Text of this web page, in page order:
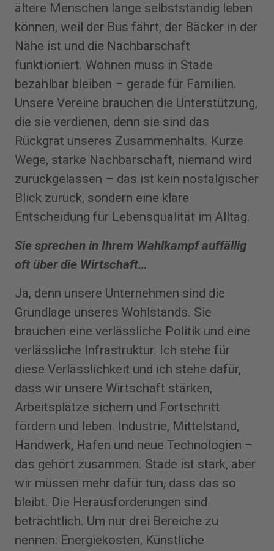
ältere Menschen lange selbstständig leben
können, weil der Bus fährt, der Bäcker in der
Nähe ist und die Nachbarschaft
funktioniert. Wohnen muss in Stade
bezahlbar bleiben – gerade für Familien.
Unsere Vereine brauchen die Unterstützung,
die sie verdienen, denn sie sind das
Rückgrat unseres Zusammenhalts. Kurze
Wege, starke Nachbarschaft, niemand wird
zurückgelassen – das ist kein nostalgischer
Blick zurück, sondern eine klare
Entscheidung für Lebensqualität im Alltag.
Sie sprechen in Ihrem Wahlkampf auffällig
oft über die Wirtschaft…
Ja, denn unsere Unternehmen sind die
Grundlage unseres Wohlstands. Sie
brauchen eine verlässliche Politik und eine
verlässliche Infrastruktur. Ich stehe für
diese Verlässlichkeit und ich stehe dafür,
dass wir unsere Wirtschaft stärken,
Arbeitsplätze sichern und Fortschritt
fördern und leben. Industrie, Mittelstand,
Handwerk, Hafen und neue Technologien –
das gehört zusammen. Stade ist stark, aber
wir müssen mehr dafür tun, dass das so
bleibt. Die Herausforderungen sind
beträchtlich. Um nur drei Bereiche zu
nennen: Energiekosten, Künstliche